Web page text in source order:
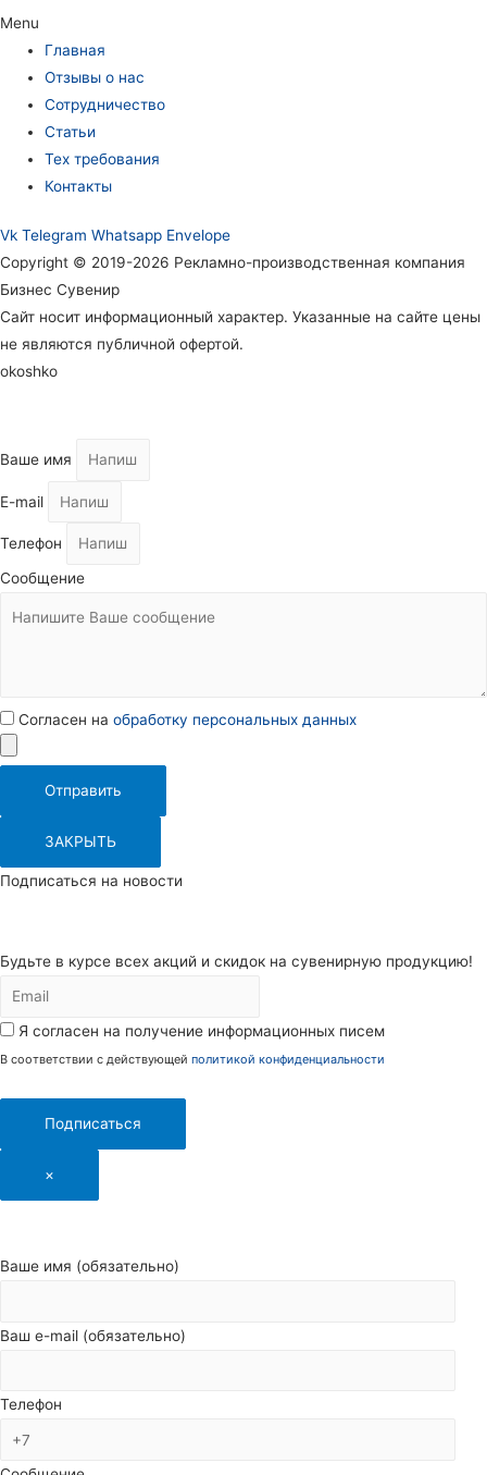
Menu
Главная
Отзывы о нас
Сотрудничество
Статьи
Тех требования
Контакты
Vk Telegram Whatsapp Envelope
Copyright © 2019-2026 Рекламно-производственная компания
Бизнес Сувенир
Сайт носит информационный характер. Указанные на сайте цены
не являются публичной офертой.
okoshko
Ваше имя
E-mail
Телефон
Сообщение
Согласен на обработку персональных данных
Отправить
ЗАКРЫТЬ
Подписаться на новости
Будьте в курсе всех акций и скидок на сувенирную продукцию!
Я согласен на получение информационных писем
В соответствии с действующей политикой конфиденциальности
Подписаться
×
Ваше имя (обязательно)
Ваш e-mail (обязательно)
Телефон